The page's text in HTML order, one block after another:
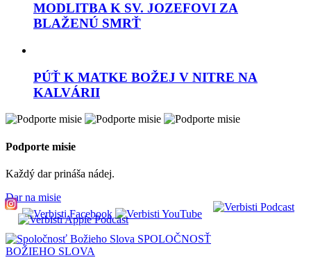
MODLITBA K SV. JOZEFOVI ZA
BLAŽENÚ SMRŤ
PÚŤ K MATKE BOŽEJ V NITRE NA
KALVÁRII
Podporte misie
Každý dar prináša nádej.
Dar na misie
SPOLOČNOSŤ
BOŽIEHO SLOVA